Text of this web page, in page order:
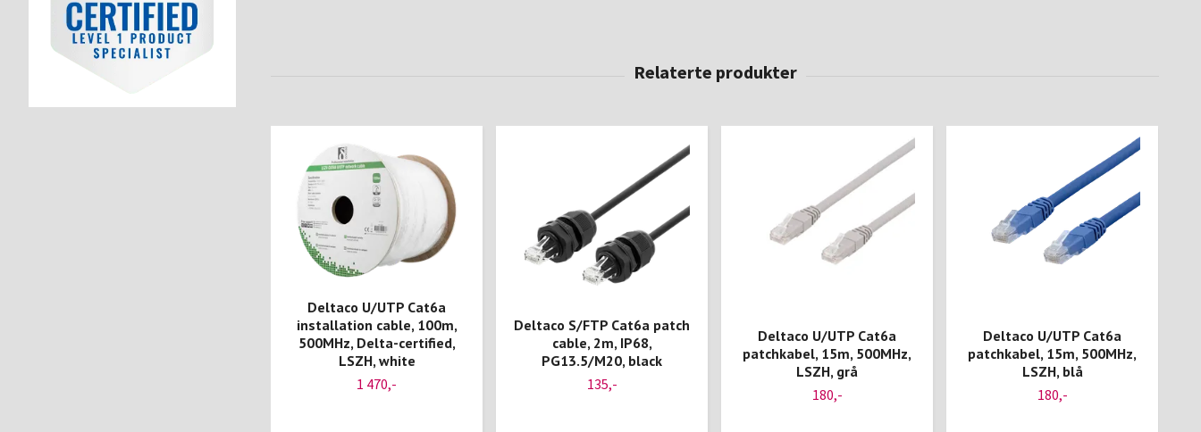
Deltaco U/UTP Cat6a
installation cable, 100m,
500MHz, Delta-certified,
LSZH, white
1 470,-
Deltaco S/FTP Cat6a patch
cable, 2m, IP68,
PG13.5/M20, black
135,-
Deltaco U/UTP Cat6a
patchkabel, 15m, 500MHz,
LSZH, grå
180,-
Deltaco U/UTP Cat6a
patchkabel, 15m, 500MHz,
LSZH, blå
180,-